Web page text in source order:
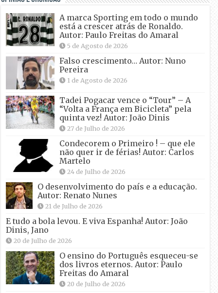
A marca Sporting em todo o mundo
está a crescer atrás de Ronaldo.
Autor: Paulo Freitas do Amaral
5 de Agosto de 2026
Falso crescimento… Autor: Nuno
Pereira
1 de Agosto de 2026
Tadei Pogacar vence o “Tour” – A
“Volta a França em Bicicleta” pela
quinta vez! Autor: João Dinis
27 de Julho de 2026
Condecorem o Primeiro ! – que ele
não quer ir de férias! Autor: Carlos
Martelo
24 de Julho de 2026
O desenvolvimento do país e a educação.
Autor: Renato Nunes
21 de Julho de 2026
E tudo a bola levou. E viva Espanha! Autor: João
Dinis, Jano
20 de Julho de 2026
O ensino do Português esqueceu-se
dos livros eternos. Autor: Paulo
Freitas do Amaral
20 de Julho de 2026